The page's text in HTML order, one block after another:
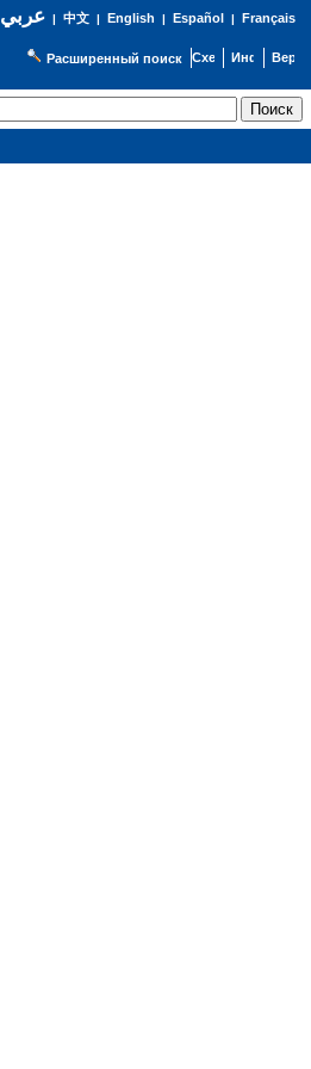
عربي| 中文| English | Español | Français
Расширенный поиск